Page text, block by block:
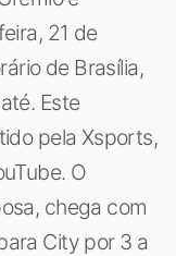
21 de
de Brasília,
Este
pela Xsports,
O
chega com
City por 3 a